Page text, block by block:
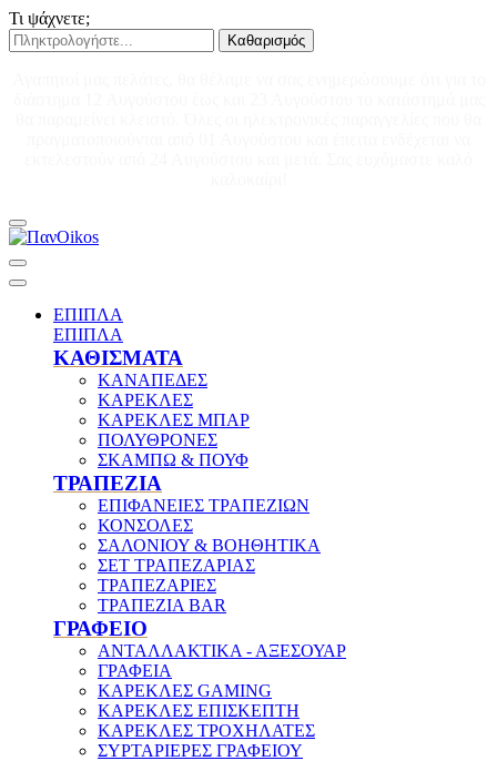
Τι ψάχνετε;
Καθαρισμός
ΕΠΙΠΛΑ
ΕΠΙΠΛΑ
ΚΑΘΙΣΜΑΤΑ
ΚΑΝΑΠΕΔΕΣ
ΚΑΡΕΚΛΕΣ
ΚΑΡΕΚΛΕΣ ΜΠΑΡ
ΠΟΛΥΘΡΟΝΕΣ
ΣΚΑΜΠΩ & ΠΟΥΦ
ΤΡΑΠΕΖΙΑ
ΕΠΙΦΑΝΕΙΕΣ ΤΡΑΠΕΖΙΩΝ
ΚΟΝΣΟΛΕΣ
ΣΑΛΟΝΙΟΥ & ΒΟΗΘΗΤΙΚΑ
ΣΕΤ ΤΡΑΠΕΖΑΡΙΑΣ
ΤΡΑΠΕΖΑΡΙΕΣ
ΤΡΑΠΕΖΙΑ BAR
ΓΡΑΦΕΙΟ
ΑΝΤΑΛΛΑΚΤΙΚΑ - ΑΞΕΣΟΥΑΡ
ΓΡΑΦΕΙΑ
ΚΑΡΕΚΛΕΣ GAMING
ΚΑΡΕΚΛΕΣ ΕΠΙΣΚΕΠΤΗ
ΚΑΡΕΚΛΕΣ ΤΡΟΧΗΛΑΤΕΣ
ΣΥΡΤΑΡΙΕΡΕΣ ΓΡΑΦΕΙΟΥ